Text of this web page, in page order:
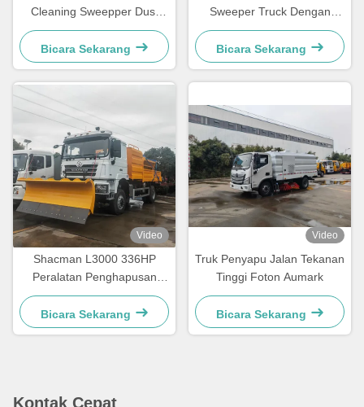
Cleaning Sweepper Dust
Suction Water Spraying
Truck
Bicara Sekarang
Sweeper Truck Dengan
Penghapus Salju
Bicara Sekarang
Video
Shacman L3000 336HP
Peralatan Penghapusan
Salju Penghancur Salju
Mobil Truk
Bicara Sekarang
Video
Truk Penyapu Jalan Tekanan
Tinggi Foton Aumark
Bicara Sekarang
Kontak Cepat